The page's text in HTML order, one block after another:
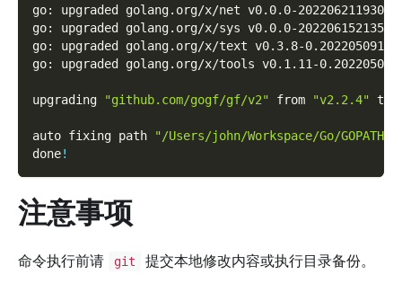
go: upgraded golang.org/x/net v0.0.0-
go: upgraded golang.org/x/sys v0.0.0-
go: upgraded golang.org/x/text v0.3.8-
go: upgraded golang.org/x/tools v0.1.11-
upgrading "github.com/gogf/gf/v2" from "v2.2.4" to
auto fixing path
"/Users/john/Workspace/Go/
done!
注意事项
命令执行前请 git 提交本地修改内容或执行目录备份。